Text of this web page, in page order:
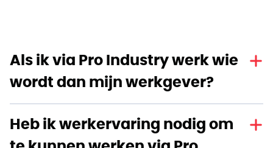
Als ik via Pro Industry werk wie
wordt dan mijn werkgever?
Heb ik werkervaring nodig om